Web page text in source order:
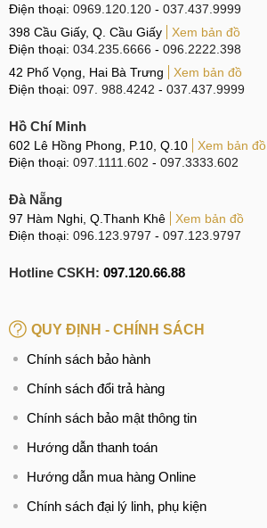
Điện thoại: 0969.120.120 - 037.437.9999
398 Cầu Giấy, Q. Cầu Giấy
Xem bản đồ
Điện thoại: 034.235.6666 - 096.2222.398
42 Phố Vọng, Hai Bà Trưng
Xem bản đồ
Điện thoại: 097. 988.4242 - 037.437.9999
Hồ Chí Minh
602 Lê Hồng Phong, P.10, Q.10
Xem bản đồ
Điện thoại: 097.1111.602 - 097.3333.602
Đà Nẵng
97 Hàm Nghi, Q.Thanh Khê
Xem bản đồ
Điện thoại: 096.123.9797 - 097.123.9797
Hotline CSKH: 097.120.66.88
QUY ĐỊNH - CHÍNH SÁCH
Chính sách bảo hành
Chính sách đổi trả hàng
Chính sách bảo mật thông tin
Hướng dẫn thanh toán
Hướng dẫn mua hàng Online
Chính sách đại lý linh, phụ kiện